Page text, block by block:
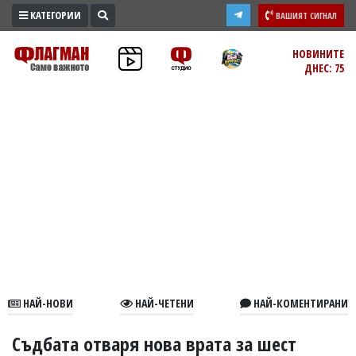
ПРОМО
ЗОНА
В
КАТЕГОРИИ ВАШИЯТ СИГНАЛ
НОВИНИТЕ
ДНЕС: 75
НАЙ-НОВИ НАЙ-ЧЕТЕНИ НАЙ-КОМЕНТИРАНИ
Съдбата отваря нова врата за шест